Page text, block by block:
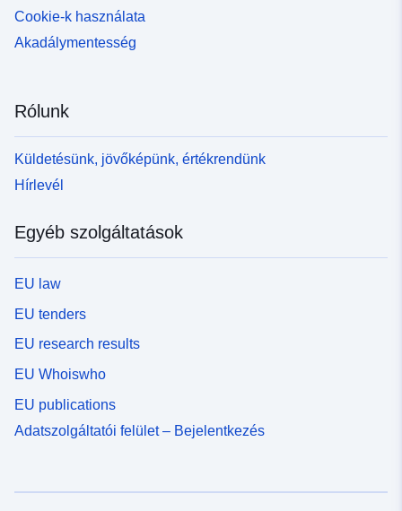
Cookie-k használata
Akadálymentesség
Rólunk
Küldetésünk, jövőképünk, értékrendünk
Hírlevél
Egyéb szolgáltatások
EU law
EU tenders
EU research results
EU Whoiswho
EU publications
Adatszolgáltatói felület – Bejelentkezés